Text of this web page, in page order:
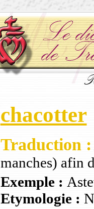
chacotter
Traduction :
manches) afin
Exemple :
Etymologie :